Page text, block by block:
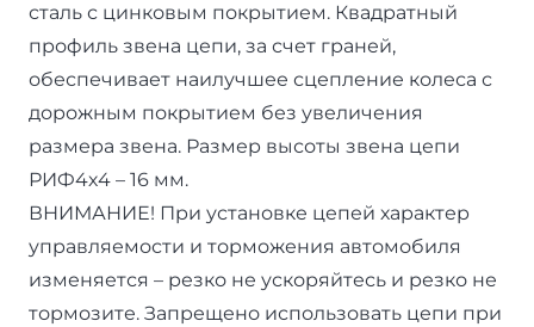
сталь с цинковым покрытием. Квадратный
профиль звена цепи, за счет граней,
обеспечивает наилучшее сцепление колеса с
дорожным покрытием без увеличения
размера звена. Размер высоты звена цепи
РИФ4х4 – 16 мм.
ВНИМАНИЕ! При установке цепей характер
управляемости и торможения автомобиля
изменяется – резко не ускоряйтесь и резко не
тормозите. Запрещено использовать цепи при